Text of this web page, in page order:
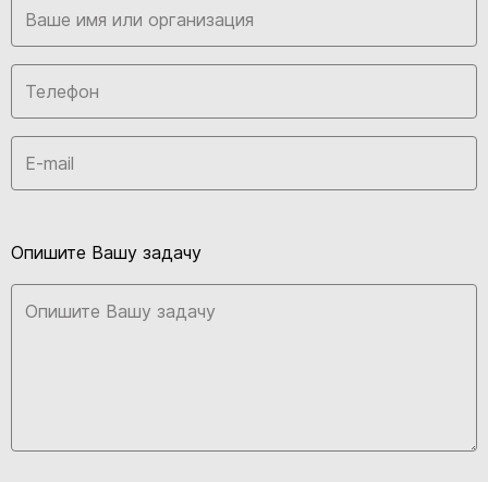
Опишите Вашу задачу